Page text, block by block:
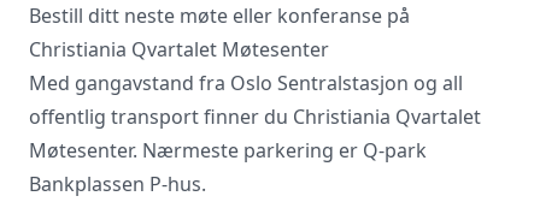
Bestill ditt neste møte eller konferanse på
Christiania Qvartalet Møtesenter
Med gangavstand fra Oslo Sentralstasjon og all
offentlig transport finner du Christiania Qvartalet
Møtesenter. Nærmeste parkering er Q-park
Bankplassen P-hus.